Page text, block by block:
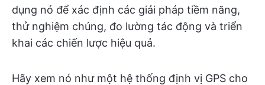
dụng nó để xác định các giải pháp tiềm năng,
thử nghiệm chúng, đo lường tác động và triển
khai các chiến lược hiệu quả.
Hãy xem nó như một hệ thống định vị GPS cho